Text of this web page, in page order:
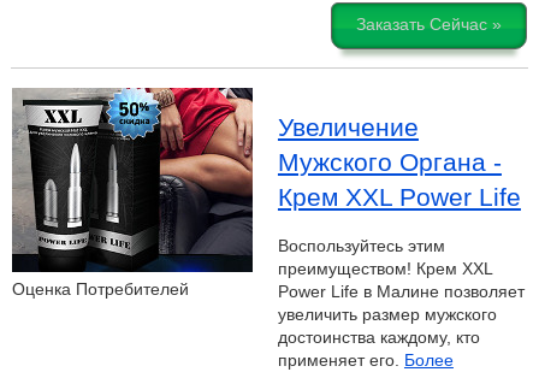
Заказать Сейчас »
Оценка Потребителей
Увеличение
Мужского Органа -
Крем XXL Power Life
Воспользуйтесь этим
преимуществом! Крем XXL
Power Life в Малине позволяет
увеличить размер мужского
достоинства каждому, кто
применяет его. Более